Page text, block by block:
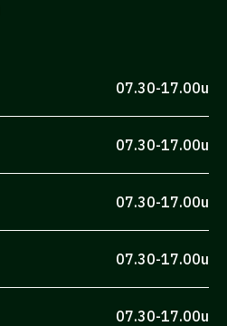
07.30-17.00u
07.30-17.00u
07.30-17.00u
07.30-17.00u
07.30-17.00u